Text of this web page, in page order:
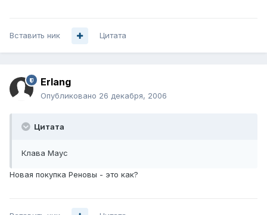
Вставить ник Цитата
Erlang
Опубликовано 26 декабря, 2006
Цитата
Клава Маус
Новая покупка Реновы - это как?